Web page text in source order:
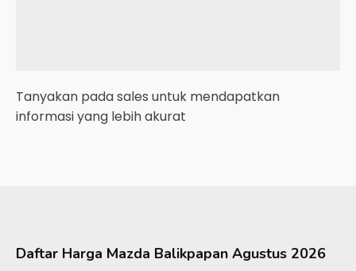
Tanyakan pada sales untuk mendapatkan
informasi yang lebih akurat
Daftar Harga Mazda Balikpapan Agustus 2026